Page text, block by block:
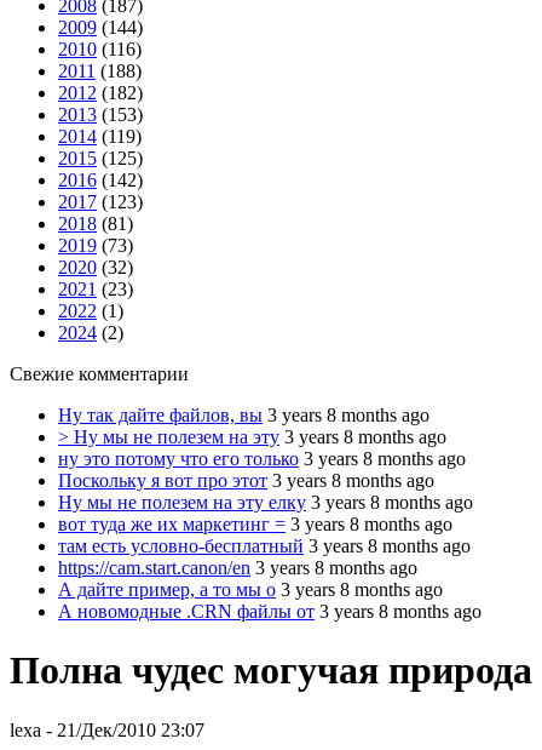
2008 (187)
2009 (144)
2010 (116)
2011 (188)
2012 (182)
2013 (153)
2014 (119)
2015 (125)
2016 (142)
2017 (123)
2018 (81)
2019 (73)
2020 (32)
2021 (23)
2022 (1)
2024 (2)
Свежие комментарии
Ну так дайте файлов, вы 3 years 8 months ago
> Ну мы не полезем на эту 3 years 8 months ago
ну это потому что его только 3 years 8 months ago
Поскольку я вот про этот 3 years 8 months ago
Ну мы не полезем на эту елку 3 years 8 months ago
вот туда же их маркетинг = 3 years 8 months ago
там есть условно-бесплатный 3 years 8 months ago
https://cam.start.canon/en 3 years 8 months ago
А дайте пример, а то мы о 3 years 8 months ago
А новомодные .CRN файлы от 3 years 8 months ago
Полна чудес могучая природа
lexa - 21/Дек/2010 23:07